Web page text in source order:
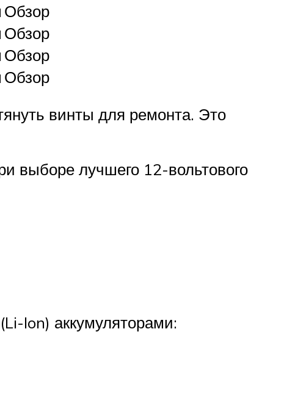
Обзор
Обзор
Обзор
Обзор
винты для ремонта. Это
выборе лучшего 12-вольтового
Ion) аккумуляторами: